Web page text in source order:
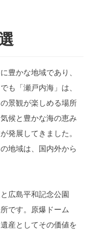
豊かな地域であり、
も「瀬戸内海」は、
景観が楽しめる場所
候と豊かな海の恵み
発展してきました。
地域は、国内外から
広島平和記念公園
です。原爆ドーム
産としてその価値を